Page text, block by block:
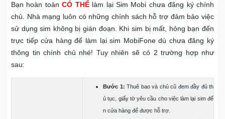
Bạn hoàn toànCÓ THỂlàm lại Sim Mobi chưa đăng ký chính
chủ. Nhà mạng luôn có những chính sách hỗ trợ đảm bảo việc
sử dụng sim không bị gián đoạn. Khi sim bị mất, hỏng bạn đến
trực tiếp cửa hàng để làm lại sim MobiFone dù chưa đăng ký
thông tin chính chủ nhé! Tuy nhiên sẽ có 2 trường hợp như
sau:
Bước 1: Thuê bao và chủ cũ đem đầy đủ th
ủ tục, giấy tờ yêu cầu cho việc làm lại sim đế
n cửa hàng để được hỗ trợ.